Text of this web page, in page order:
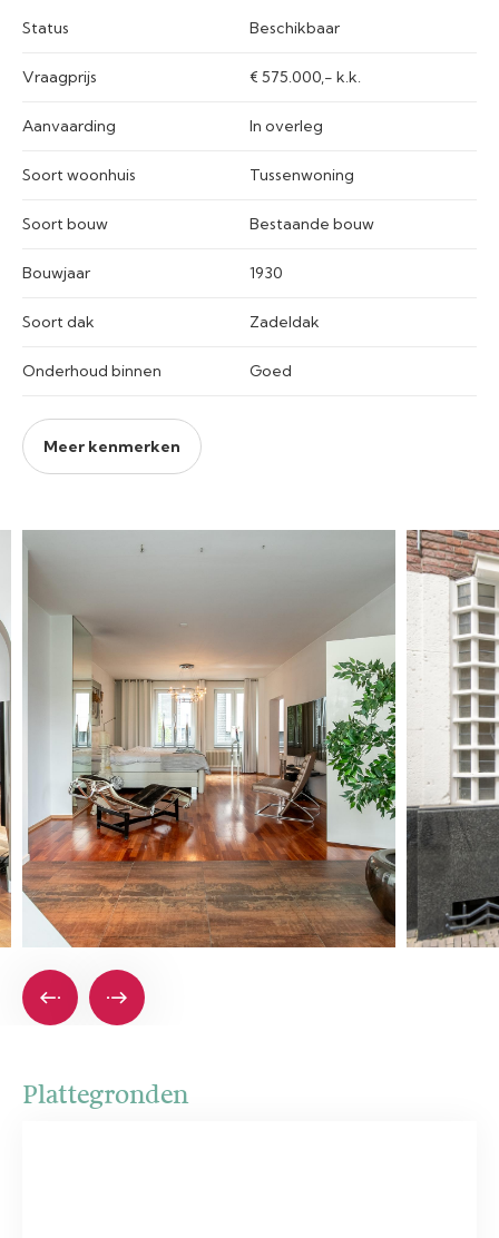
Status Beschikbaar
Vraagprijs € 575.000,- k.k.
Aanvaarding In overleg
Soort woonhuis Tussenwoning
Soort bouw Bestaande bouw
Bouwjaar 1930
Soort dak Zadeldak
Onderhoud binnen Goed
Meer kenmerken
Plattegronden